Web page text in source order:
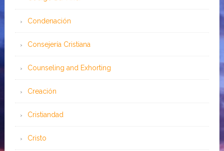
Condenación
Consejería Cristiana
Counseling and Exhorting
Creación
Cristiandad
Cristo